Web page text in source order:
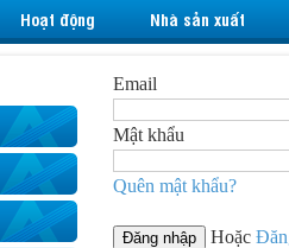
Hoạt động Nhà sản xuất
Email
Mật khẩu
Quên mật khẩu?
Hoặc